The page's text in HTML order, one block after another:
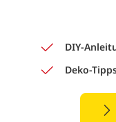
DIY-
Deko-